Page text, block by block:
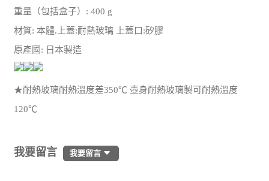
重量（包括盒子）: 400 g
材質: 本體.上蓋:耐熱玻璃 上蓋口:矽膠
原產國: 日本製造
★耐熱玻璃耐熱溫度差350℃ 壺身耐熱玻璃製可耐熱溫度
120℃
我要留言 我要留言